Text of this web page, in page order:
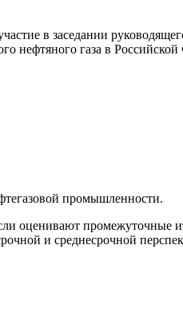
в заседании
нефтяного газа в
промышленности.
оценивают промежуточные
и среднесрочной